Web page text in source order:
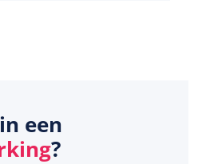
een
?